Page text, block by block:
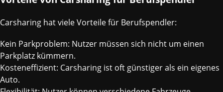
Carsharing hat viele Vorteile für Berufspendler:
Kein Parkproblem: Nutzer müssen sich nicht um einen
Parkplatz kümmern.
Kosteneffizient: Carsharing ist oft günstiger als ein eigenes
Auto.